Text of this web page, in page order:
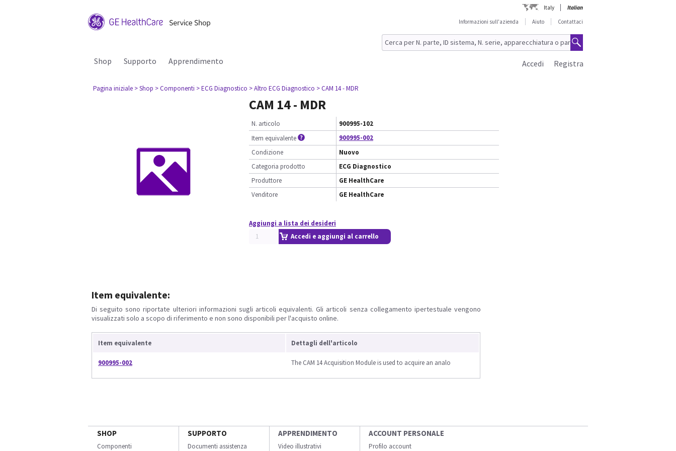
Italy
Italian
Informazioni sull'azienda
Aiuto Contattaci
Shop Supporto Apprendimento Registra
Accedi
Pagina iniziale > Shop > Componenti > ECG Diagnostico > Altro ECG Diagnostico > CAM 14 - MDR
CAM 14 - MDR
N. articolo
900995-102
Item equivalente
900995-002
Condizione
Nuovo
Categoria prodotto
ECG Diagnostico
Produttore
GE HealthCare
Venditore
GE HealthCare
Aggiungi a lista dei desideri
Accedi e aggiungi al carrello
Item equivalente:
Di seguito sono riportate ulteriori informazioni sugli articoli equivalenti. Gli articoli senza collegamento ipertestuale vengono
visualizzati solo a scopo di riferimento e non sono disponibili per l'acquisto online.
Item equivalente Dettagli dell'articolo
900995-002 The CAM 14 Acquisition Module is used to acquire an analo
SHOP
Componenti
SUPPORTO
Documenti assistenza
APPRENDIMENTO
Video illustrativi
ACCOUNT PERSONALE
Profilo account